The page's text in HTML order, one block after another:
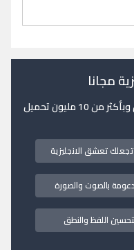
مجانا
مليون تحميل
تعشق الانجليزية
بالصوت والصورة